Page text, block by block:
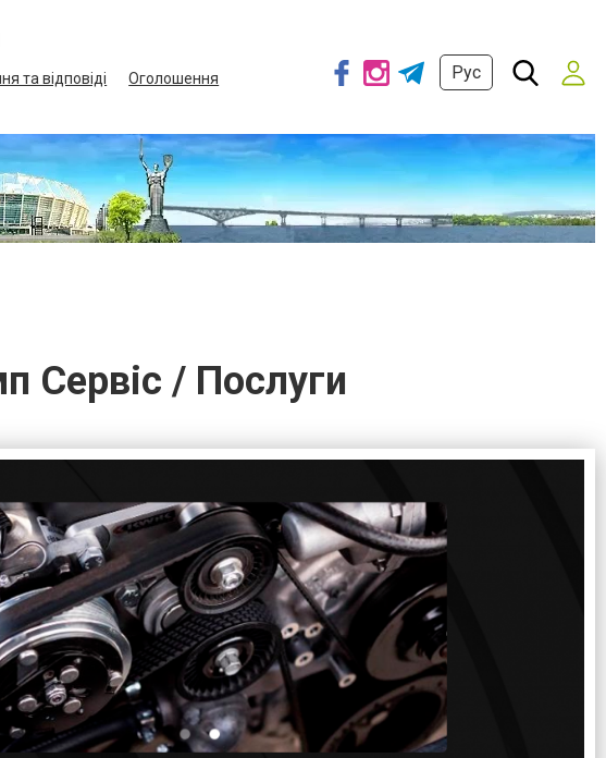
та відповіді
Оголошення
Рус
Сервіс / Послуги